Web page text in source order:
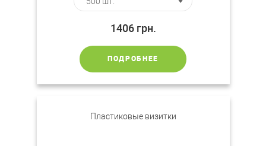
1406 грн.
ПОДРОБНЕЕ
Пластиковые визитки